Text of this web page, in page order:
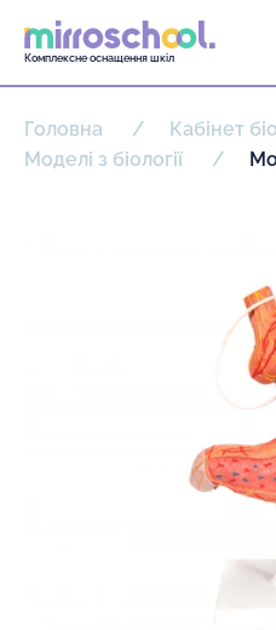
Комплексне оснащення шкіл
Головна
Кабінет
Моделі з біології